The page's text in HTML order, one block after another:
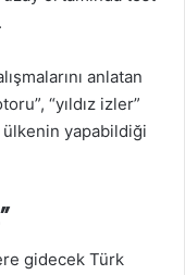
anlatan
“yıldız izler”
yapabildiği
gidecek Türk